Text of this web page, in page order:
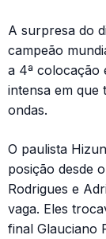
A surpresa do
campeão
a 4ª colocação
intensa em que
ondas.
O paulista
posição desde
Rodrigues e
vaga. Eles
final Glauciano